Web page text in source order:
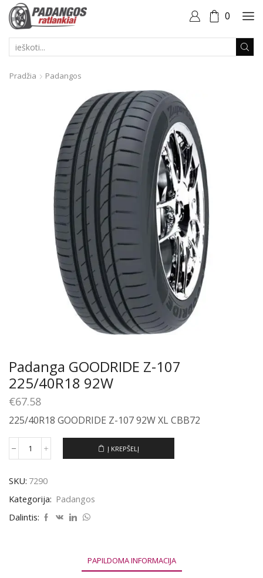
0
Pradžia Padangos
Padanga GOODRIDE Z-107
225/40R18 92W
€67.58
225/40R18 GOODRIDE Z-107 92W XL CBB72
produkto
GOODRIDE
Z-
107
225/40R18
Į KREPŠELĮ
SKU: 7290
Kategorija: Padangos
Dalintis:
PAPILDOMA INFORMACIJA